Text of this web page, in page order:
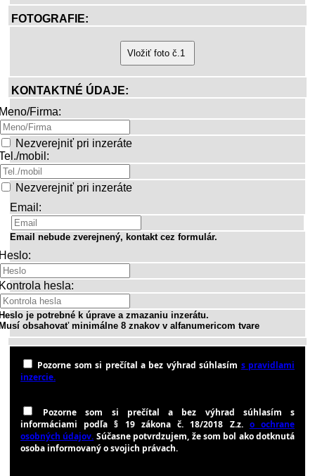
FOTOGRAFIE:
KONTAKTNÉ ÚDAJE:
Firma:
Nezverejniť pri inzeráte
mobil:
Nezverejniť pri inzeráte
Email:
Email nebude zverejnený, kontakt cez formulár.
hesla:
je potrebné k úprave a zmazaniu inzerátu.
obsahovať minimálne 8 znakov v alfanumericom tvare
Pozorne som si prečítal a bez výhrad súhlasím s pravidlami
inzercie.
Pozorne som si prečítal a bez výhrad súhlasím s
informáciami podľa § 19 zákona č. 18/2018 Z.z. o ochrane
osobných údajov. Súčasne potvrdzujem, že som bol ako dotknutá
osoba informovaný o svojich právach.